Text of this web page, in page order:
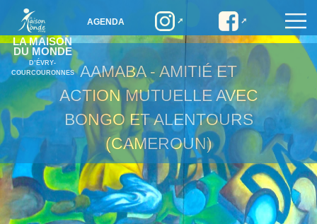
LA MAISON
DU MONDE
D’ÉVRY-
COURCOURONNES
AGENDA
AAMABA - AMITIÉ ET
ACTION MUTUELLE AVEC
BONGO ET ALENTOURS
(CAMEROUN)